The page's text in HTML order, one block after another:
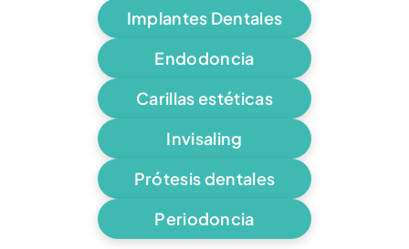
Implantes Dentales
Endodoncia
Carillas estéticas
Invisaling
Prótesis dentales
Periodoncia